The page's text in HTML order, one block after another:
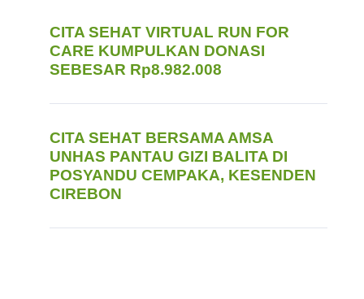
CITA SEHAT VIRTUAL RUN FOR
CARE KUMPULKAN DONASI
SEBESAR Rp8.982.008
CITA SEHAT BERSAMA AMSA
UNHAS PANTAU GIZI BALITA DI
POSYANDU CEMPAKA, KESENDEN
CIREBON